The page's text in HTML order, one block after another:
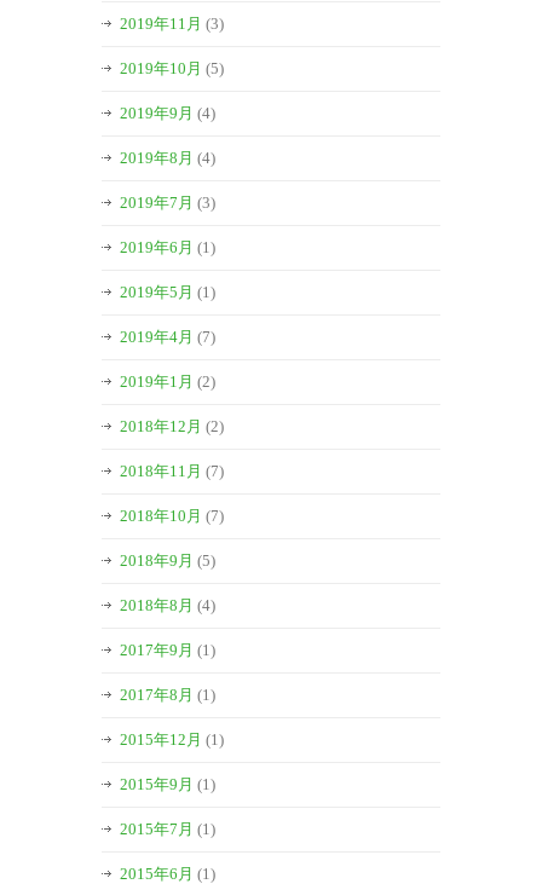
2019年11月 (3)
2019年10月 (5)
2019年9月 (4)
2019年8月 (4)
2019年7月 (3)
2019年6月 (1)
2019年5月 (1)
2019年4月 (7)
2019年1月 (2)
2018年12月 (2)
2018年11月 (7)
2018年10月 (7)
2018年9月 (5)
2018年8月 (4)
2017年9月 (1)
2017年8月 (1)
2015年12月 (1)
2015年9月 (1)
2015年7月 (1)
2015年6月 (1)